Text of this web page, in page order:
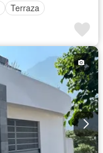
Terraza